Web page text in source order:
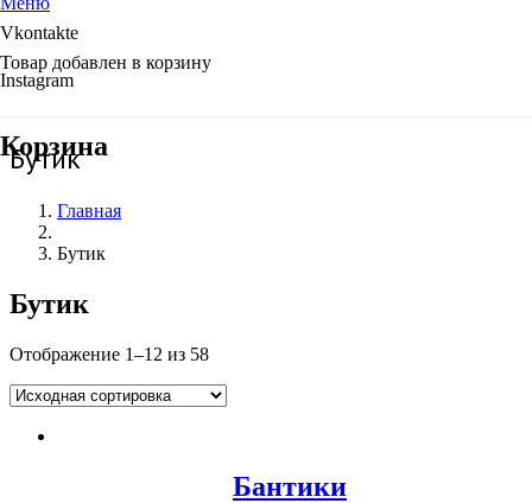
Vkontakte
Instagram
Товар добавлен в корзину
Корзина
Бутик
Главная
Бутик
Бутик
Отображение 1–12 из 58
Бантики